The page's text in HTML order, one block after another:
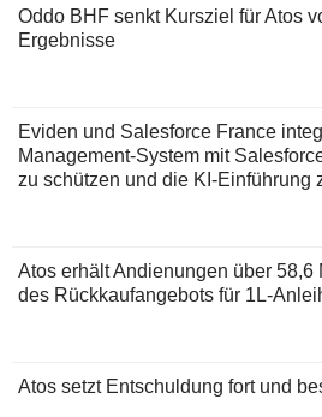
Oddo BHF senkt Kursziel für Atos
Ergebnisse
Eviden und Salesforce France
Management-System mit
zu schützen und die KI-Einführung
Atos erhält Andienungen über 58,6
des Rückkaufangebots für 1L-
Atos setzt Entschuldung fort und